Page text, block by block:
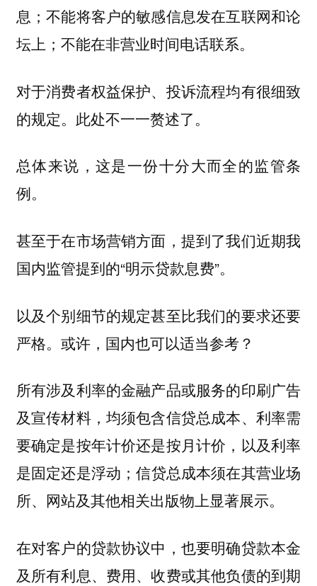
息；不能将客户的敏感信息发在互联网和论
坛上；不能在非营业时间电话联系。
对于消费者权益保护、投诉流程均有很细致
的规定。此处不一一赘述了。
总体来说，这是一份十分大而全的监管条
例。
甚至于在市场营销方面，提到了我们近期我
国内监管提到的“明示贷款息费”。
以及个别细节的规定甚至比我们的要求还要
严格。或许，国内也可以适当参考？
所有涉及利率的金融产品或服务的印刷广告
及宣传材料，均须包含信贷总成本、利率需
要确定是按年计价还是按月计价，以及利率
是固定还是浮动；信贷总成本须在其营业场
所、网站及其他相关出版物上显著展示。
在对客户的贷款协议中，也要明确贷款本金
及所有利息、费用、收费或其他负债的到期